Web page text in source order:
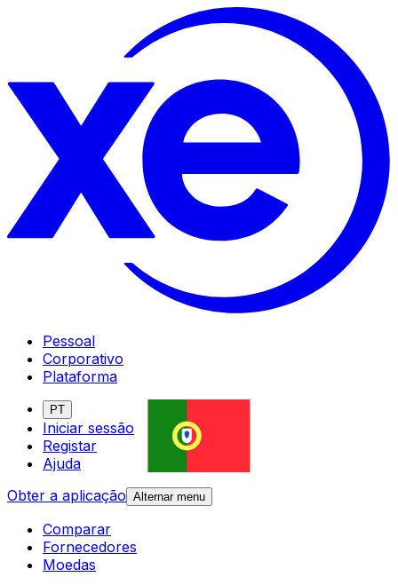
Pessoal
Corporativo
Plataforma
PT
Iniciar sessão
Registar
Ajuda
Obter a aplicação Alternar menu
Comparar
Fornecedores
Moedas